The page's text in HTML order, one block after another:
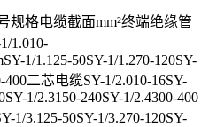
规格电缆截面mm²终端绝缘管
1.010-
1/1.125-50SY-1/1.270-120SY-
400二芯电缆SY-1/2.010-16SY-
1/2.3150-240SY-1/2.4300-400
1/3.125-50SY-1/3.270-120SY-